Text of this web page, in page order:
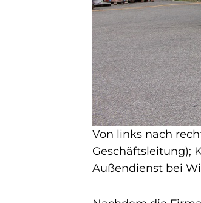
Von links nach
Geschäftsleitung);
Außendienst bei